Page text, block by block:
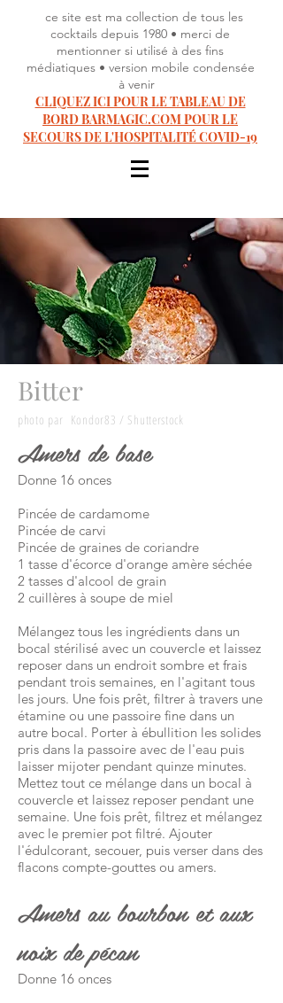
ce site est ma collection de tous les
cocktails depuis 1980 • merci de
mentionner si utilisé à des fins
médiatiques • version mobile condensée
à venir
CLIQUEZ ICI POUR LE TABLEAU DE
BORD BARMAGIC.COM POUR LE
SECOURS DE L'HOSPITALITÉ COVID-19
Bitter
photo par Kondor83 / Shutterstock
Amers de base
Donne 16 onces
Pincée de cardamome
Pincée de carvi
Pincée de graines de coriandre
1 tasse d'écorce d'orange amère séchée
2 tasses d'alcool de grain
2 cuillères à soupe de miel
Mélangez tous les ingrédients dans un
bocal stérilisé avec un couvercle et laissez
reposer dans un endroit sombre et frais
pendant trois semaines, en l'agitant tous
les jours. Une fois prêt, filtrer à travers une
étamine ou une passoire fine dans un
autre bocal. Porter à ébullition les solides
pris dans la passoire avec de l'eau puis
laisser mijoter pendant quinze minutes.
Mettez tout ce mélange dans un bocal à
couvercle et laissez reposer pendant une
semaine. Une fois prêt, filtrez et mélangez
avec le premier pot filtré. Ajouter
l'édulcorant, secouer, puis verser dans des
flacons compte-gouttes ou amers.
Amers au bourbon et aux
noix de pécan
Donne 16 onces